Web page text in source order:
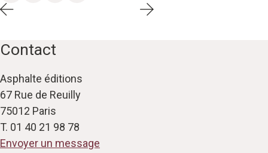
Contact
Asphalte éditions
67 Rue de Reuilly
75012 Paris
T. 01 40 21 98 78
Envoyer un message